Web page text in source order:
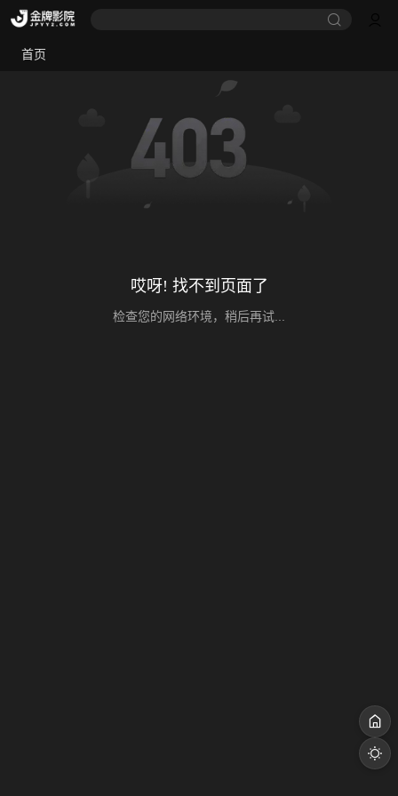
首页
哎呀! 找不到页面了
检查您的网络环境，稍后再试...